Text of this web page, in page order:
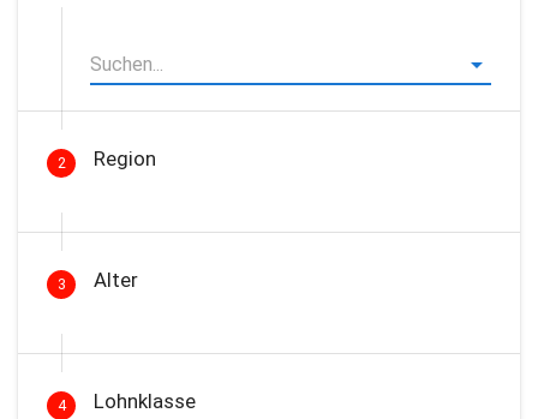
2 Region
3 Alter
4 Lohnklasse